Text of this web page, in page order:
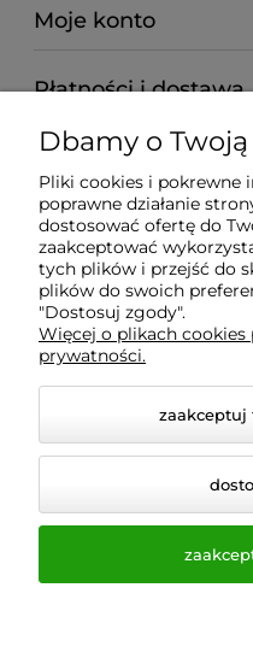
Moje konto
Płatności i dostawa
Informacje
O nas
Wyposażenie
Sklep Gastronomiczny -
Gastronomicznego |
© 2026 a-bis.pl.
Dbamy o
Pliki cookies i pokrewne
poprawne działanie
dostosować ofertę do
zaakceptować
tych plików i przejść do
plików do swoich
"Dostosuj zgody".
Więcej o plikach cookies
prywatności.
zaakceptuj